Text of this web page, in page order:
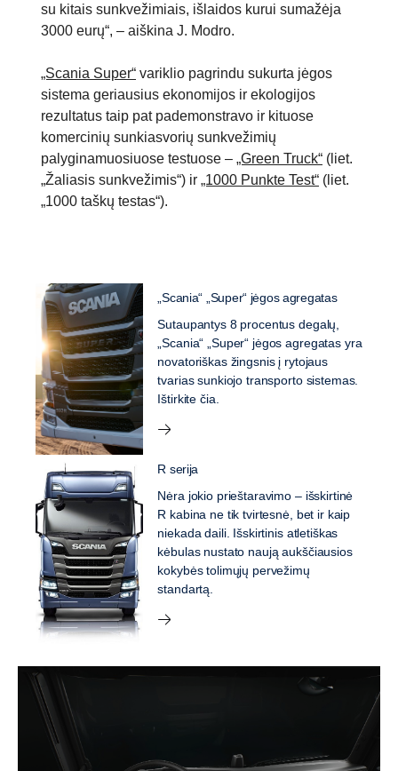
su kitais sunkvežimiais, išlaidos kurui sumažėja
3000 eurų“, – aiškina J. Modro.
„Scania Super“ variklio pagrindu sukurta jėgos
sistema geriausius ekonomijos ir ekologijos
rezultatus taip pat pademonstravo ir kituose
komercinių sunkiasvorių sunkvežimių
palyginamuosiuose testuose – „Green Truck“ (liet.
„Žaliasis sunkvežimis“) ir „1000 Punkte Test“ (liet.
„1000 taškų testas“).
„Scania“ „Super“ jėgos agregatas
Sutaupantys 8 procentus degalų,
„Scania“ „Super“ jėgos agregatas yra
novatoriškas žingsnis į rytojaus
tvarias sunkiojo transporto sistemas.
Ištirkite čia.
R serija
Nėra jokio prieštaravimo – išskirtinė
R kabina ne tik tvirtesnė, bet ir kaip
niekada daili. Išskirtinis atletiškas
kėbulas nustato naują aukščiausios
kokybės tolimųjų pervežimų
standartą.